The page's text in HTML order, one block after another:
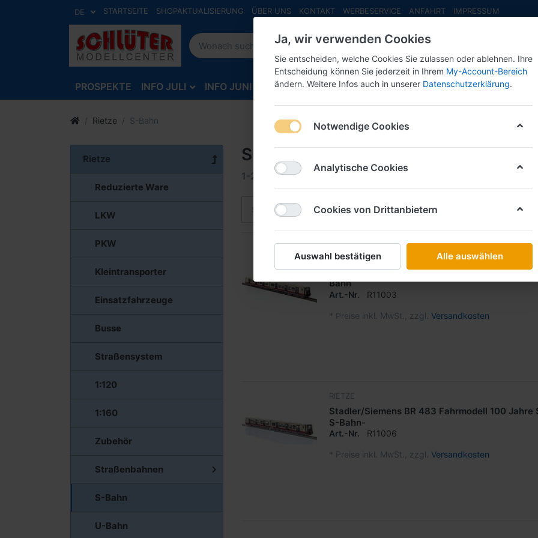
DE STARTSEITE SHOPAKTUALISIERUNG ÜBER UNS KONTAKT WERBESERVICE ANFAHRT IMPRESSUM
PROSPEKTE INFO JULI INFO JUNI INFO MAI NEU EINGETROFFEN NEUHEITEN
Rietze S-Bahn
Rietze
Reduzierte Ware
LKW
PKW
Kleintransporter
Einsatzfahrzeuge
Busse
Straßensystem
1:120
1:160
Zubehör
Straßenbahnen
S-Bahn
U-Bahn
S-Bahn
1-2 von2
Sortiere nach Name: A bis Z
RIETZE
Stadler/Siemens BR 483 Fahrmodell H0 Digital
Bahn
Art.-Nr. R11003
* Preise inkl. MwSt., zzgl. Versandkosten
RIETZE
Stadler/Siemens BR 483 Fahrmodell 100 Jahre
S-Bahn-
Art.-Nr. R11006
* Preise inkl. MwSt., zzgl. Versandkosten
Ja, wir verwenden Cookies
Sie entscheiden, welche Cookies Sie zulassen oder ablehnen. Ihre
Entscheidung können Sie jederzeit in Ihrem My-Account-Bereich
ändern. Weitere Infos auch in unserer Datenschutzerklärung.
Notwendige Cookies
Analytische Cookies
Cookies von Drittanbietern
Auswahl bestätigen Alle auswählen